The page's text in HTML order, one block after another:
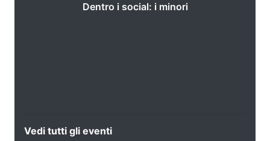
L’I.A. nella Giustizia e nella P.A.
Vedi tutti gli eventi